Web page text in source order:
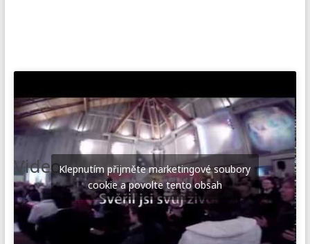
VideoKlepnutím přijměte marketingové soubory
cookie a povolte tento obsah